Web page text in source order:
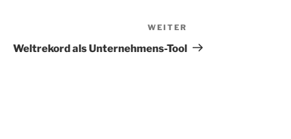
Beitrag
WEITER
Weltrekord als Unternehmens-Tool